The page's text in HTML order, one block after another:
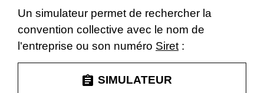
Un simulateur permet de rechercher la
convention collective avec le nom de
l'entreprise ou son numéro Siret:
assignment SIMULATEUR